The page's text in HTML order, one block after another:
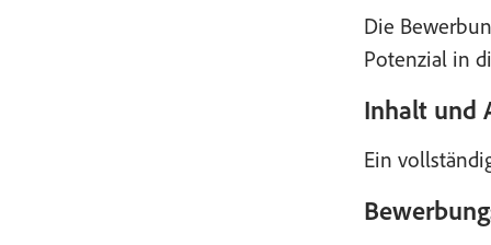
Die
Potenzial in
Inhalt und
Ein